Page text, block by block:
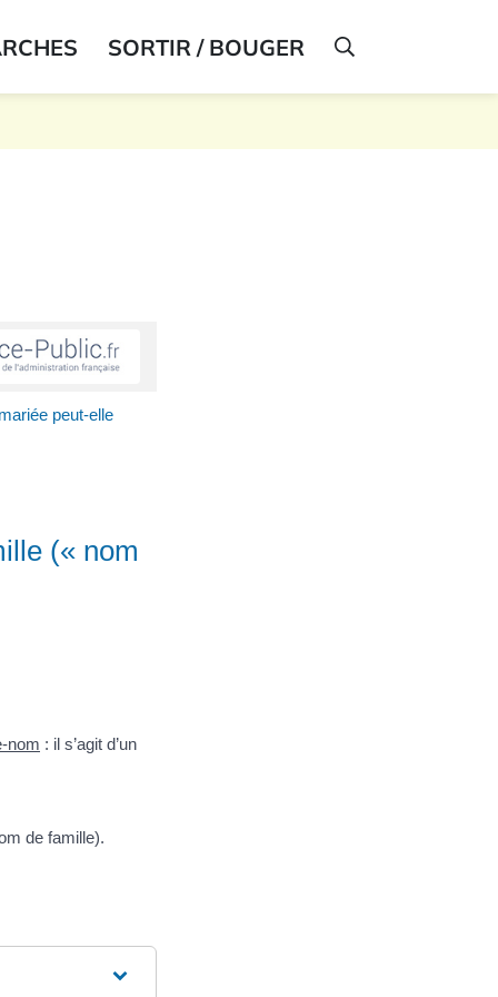
SORTIR / BOUGER AFFICHER LA
peut-elle
(« nom
nom : il s’agit d’un
de famille).